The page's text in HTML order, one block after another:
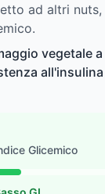
ad altri
vegetale
Glicemico